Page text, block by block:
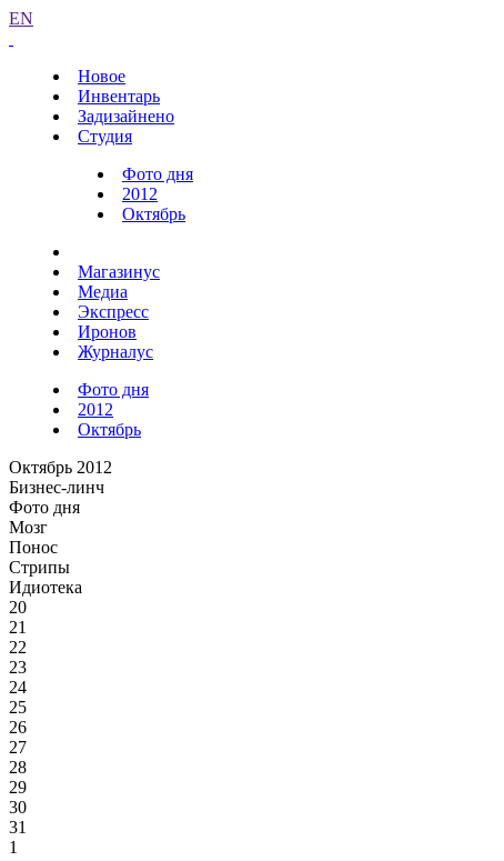
EN
Новое
Инвентарь
Задизайнено
Студия
Фото дня
2012
Октябрь
Магазинус
Медиа
Экспресс
Иронов
Журналус
Фото дня
2012
Октябрь
Октябрь 2012
Бизнес-линч
Фото дня
Мозг
Понос
Стрипы
Идиотека
20
21
22
23
24
25
26
27
28
29
30
31
1